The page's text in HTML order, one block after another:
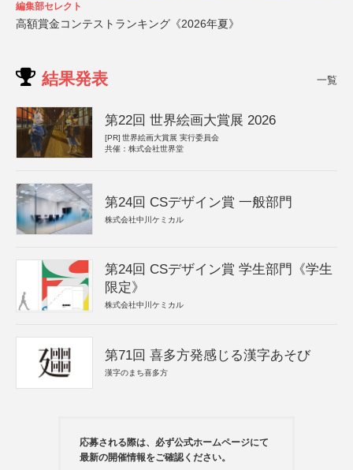
編集部セレクト
高額賞金コンテストランキング《2026年夏》
結果発表 一覧
第22回 世界絵画大賞展 2026
[PR] 世界絵画大賞展 実行委員会
共催：株式会社世界堂
第24回 CSデザイン賞 一般部門
株式会社中川ケミカル
第24回 CSデザイン賞 学生部門《学生
限定》
株式会社中川ケミカル
第71回 喜多方発感じる漢字あそび
漢字のまち喜多方
応募される際は、必ず公式ホームページにて
最新の開催情報をご確認ください。